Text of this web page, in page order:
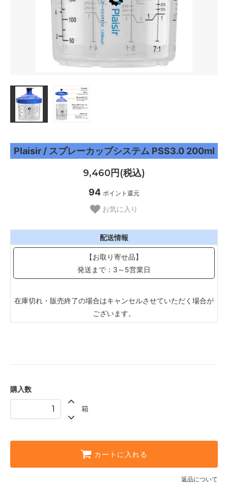
Plaisir / スプレーカップシステム PSS3.0 200ml
9,460円(税込)
94 ポイント還元
お気に入り
配送情報
【お取り寄せ品】
発送まで：3～5営業日
在庫切れ・販売終了の場合はキャンセルさせていただく場合が
ございます。
購入数
箱
カートに入れる
返品について